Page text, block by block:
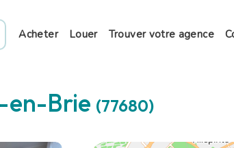
Acheter Louer Trouver votre agence
en-Brie (77680)